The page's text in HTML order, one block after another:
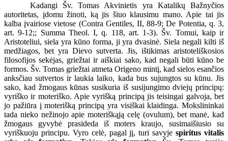
Kadangi Šv. Tomas Akvinietis yra Katalikų Bažnyčios
autoritetas, įdomu žinoti, ką jis šiuo klausimu mano. Apie tai jis
kalba įvairiose vietose (Contra Gentiles, II, 88-9; De Potentia, q. 3,
art. 9-12;; Summa Theol. I, q. 118, art. 1-3). Šv. Tomui, kaip ir
Aristoteliui, siela yra kūno forma, ji yra dvasinė. Siela negali kilti iš
medžiagos, bet yra Dievo sutverta. Jis, ištikimas aristoteliškosios
filosofijos sekėjas, griežtai ir aiškiai sako, kad negali būti kūno be
formos. Šv. Tomas griežtai atmeta Origeno mintį, kad sielos esančios
anksčiau sutvertos ir laukia laiko, kada bus sujungtos su kūnu. Jis
sako, kad žmogaus kūnas susikuria iš susijungimo dviejų principų:
vyriško ir moteriško. Apie vyrišką principą jis teisingai galvoja, bet
jo pažiūra į moterišką principą yra visiškai klaidinga. Mokslininkai
tada nieko nežinojo apie moteriškąją celę (ovulum), bet manė, kad
žmogaus gyvybė prasideda iš moters kraujo, susimaišiusio su
vyriškuoju principu. Vyro celė, pagal jį, turi savyjespiritus vitalis